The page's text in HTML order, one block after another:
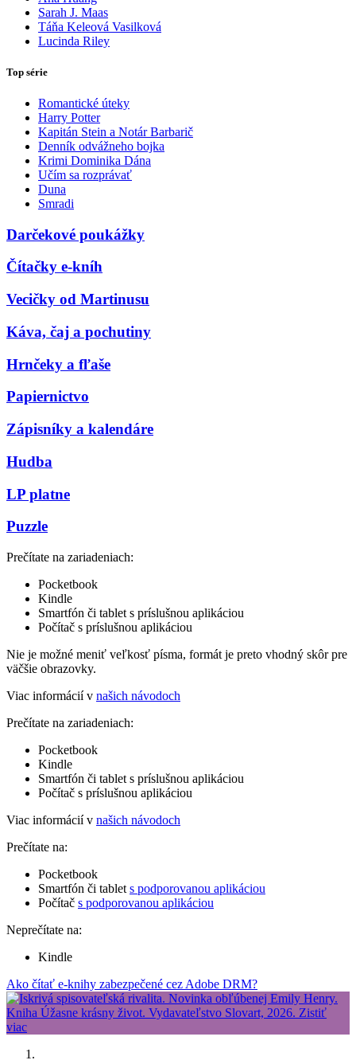
Sarah J. Maas
Táňa Keleová Vasilková
Lucinda Riley
Top série
Romantické úteky
Harry Potter
Kapitán Stein a Notár Barbarič
Denník odvážneho bojka
Krimi Dominika Dána
Učím sa rozprávať
Duna
Smradi
Darčekové poukážky
Čítačky e-kníh
Vecičky od Martinusu
Káva, čaj a pochutiny
Hrnčeky a fľaše
Papiernictvo
Zápisníky a kalendáre
Hudba
LP platne
Puzzle
Prečítate na zariadeniach:
Pocketbook
Kindle
Smartfón či tablet s príslušnou aplikáciou
Počítač s príslušnou aplikáciou
Nie je možné meniť veľkosť písma, formát je preto vhodný skôr pre
väčšie obrazovky.
Viac informácií v našich návodoch
Prečítate na zariadeniach:
Pocketbook
Kindle
Smartfón či tablet s príslušnou aplikáciou
Počítač s príslušnou aplikáciou
Viac informácií v našich návodoch
Prečítate na:
Pocketbook
Smartfón či tablet s podporovanou aplikáciou
Počítač s podporovanou aplikáciou
Neprečítate na:
Kindle
Ako čítať e-knihy zabezpečené cez Adobe DRM?